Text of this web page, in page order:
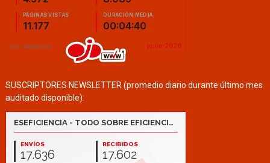
SUSCRIPTORES NEWSLETTER (promedio diario durante último mes
auditado disponible):